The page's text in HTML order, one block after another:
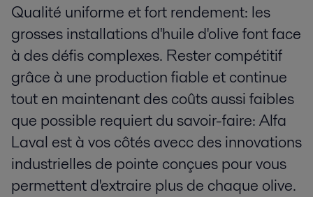
Qualité uniforme et fort rendement: les
grosses installations d'huile d'olive font face
à des défis complexes. Rester compétitif
grâce à une production fiable et continue
tout en maintenant des coûts aussi faibles
que possible requiert du savoir-faire: Alfa
Laval est à vos côtés avecc des innovations
industrielles de pointe conçues pour vous
permettent d'extraire plus de chaque olive.